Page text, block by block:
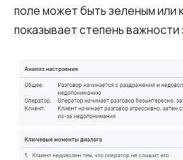
поле может быть зеленым или
показывает степень важности